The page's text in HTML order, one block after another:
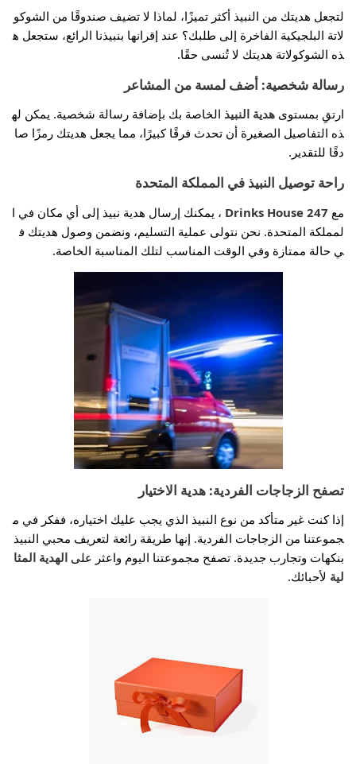
لتجعل هديتك من النبيذ أكثر تميزًا، لماذا لا تضيف صندوقًا من الشوكو
لاتة البلجيكية الفاخرة إلى طلبك؟ عند إقرانها بنبيذنا الرائع، ستجعل ه
ذه الشوكولاتة هديتك لا تُنسى حقًا.
رسالة شخصية: أضف لمسة من المشاعر
ارتقِ بمستوى هدية النبيذ الخاصة بك بإضافة رسالة شخصية. يمكن له
ذه التفاصيل الصغيرة أن تحدث فرقًا كبيرًا، مما يجعل هديتك رمزًا صا
دقًا للتقدير.
راحة توصيل النبيذ في المملكة المتحدة
مع Drinks House 247 ، يمكنك إرسال هدية نبيذ إلى أي مكان في ا
لمملكة المتحدة. نحن نتولى عملية التسليم، ونضمن وصول هديتك ف
ي حالة ممتازة وفي الوقت المناسب لتلك المناسبة الخاصة.
تصفح الزجاجات الفردية: هدية الاختيار
إذا كنت غير متأكد من نوع النبيذ الذي يجب عليك اختياره، ففكر في م
جموعتنا من الزجاجات الفردية. إنها طريقة رائعة لتعريف محبي النبيذ
بنكهات وتجارب جديدة. تصفح مجموعتنا اليوم واعثر على الهدية المثا
لية لأحبائك.